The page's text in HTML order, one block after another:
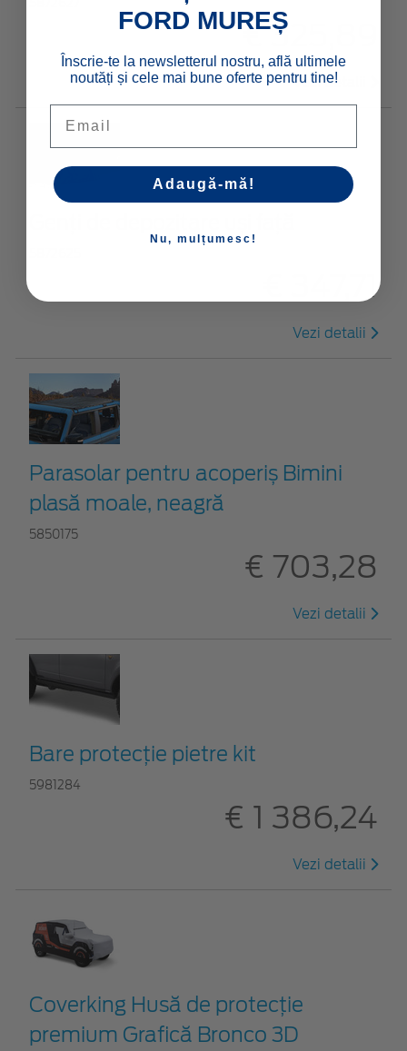
€ 325,89
Vezi detalii
€ 347,71
Vezi detalii
Parasolar pentru acoperiș Bimini
plasă moale, neagră
5850175
€ 703,28
Vezi detalii
Bare protecție pietre kit
5981284
€ 1 386,24
Vezi detalii
Coverking Husă de protecție
premium Grafică Bronco 3D
FORD MUREȘ
Înscrie-te la newsletterul nostru, află ultimele
noutăți și cele mai bune oferte pentru tine!
Adaugă-mă!
Nu, mulțumesc!